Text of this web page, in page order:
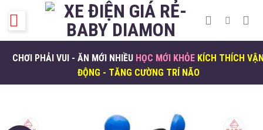
CHƠI PHẢI VUI - ĂN MỚI NHIỀU HỌC MỚI KHỎE KÍCH THÍCH
ĐỘNG - TĂNG CƯỜNG TRÍ NÃO